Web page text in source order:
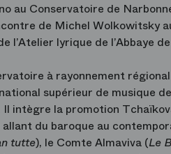
au Conservatoire de
de Michel Wolkowitsky
l’Atelier lyrique de l’Abbaye
à rayonnement
supérieur de musique
intègre la promotion
du baroque au
tutte), le Comte Almaviva (Le